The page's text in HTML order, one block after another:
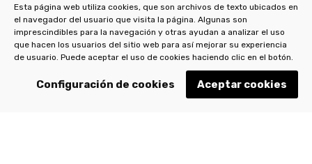
Política de Privacidad
©2026 Joyeria L'Ermitage
Esta página web utiliza cookies, que son archivos de texto ubicados en
el navegador del usuario que visita la página. Algunas son
imprescindibles para la navegación y otras ayudan a analizar el uso
que hacen los usuarios del sitio web para así mejorar su experiencia
de usuario. Puede aceptar el uso de cookies haciendo clic en el botón.
Configuración de cookies Aceptar cookies